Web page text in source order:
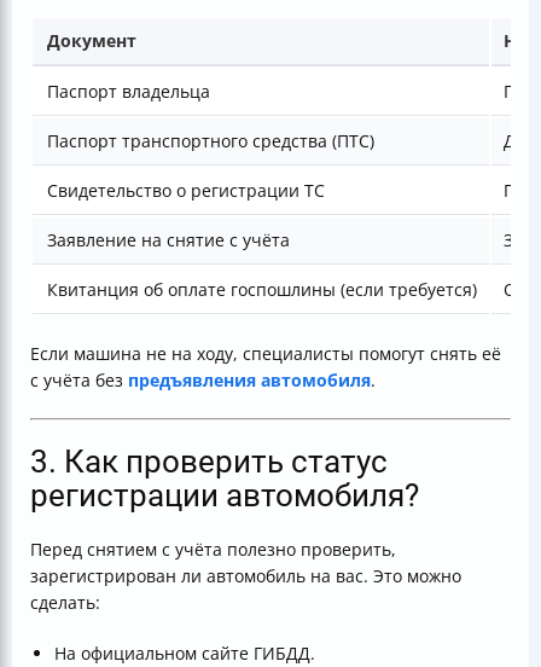
Документ
Паспорт владельца
Паспорт транспортного средства (ПТС)
Свидетельство о регистрации ТС
Заявление на снятие с учёта
Квитанция об оплате госпошлины (если требуется)
Если машина не на ходу, специалисты помогут снять её
с учёта без предъявления автомобиля.
3. Как проверить статус
регистрации автомобиля?
Перед снятием с учёта полезно проверить,
зарегистрирован ли автомобиль на вас. Это можно
сделать:
На официальном сайте ГИБДД.